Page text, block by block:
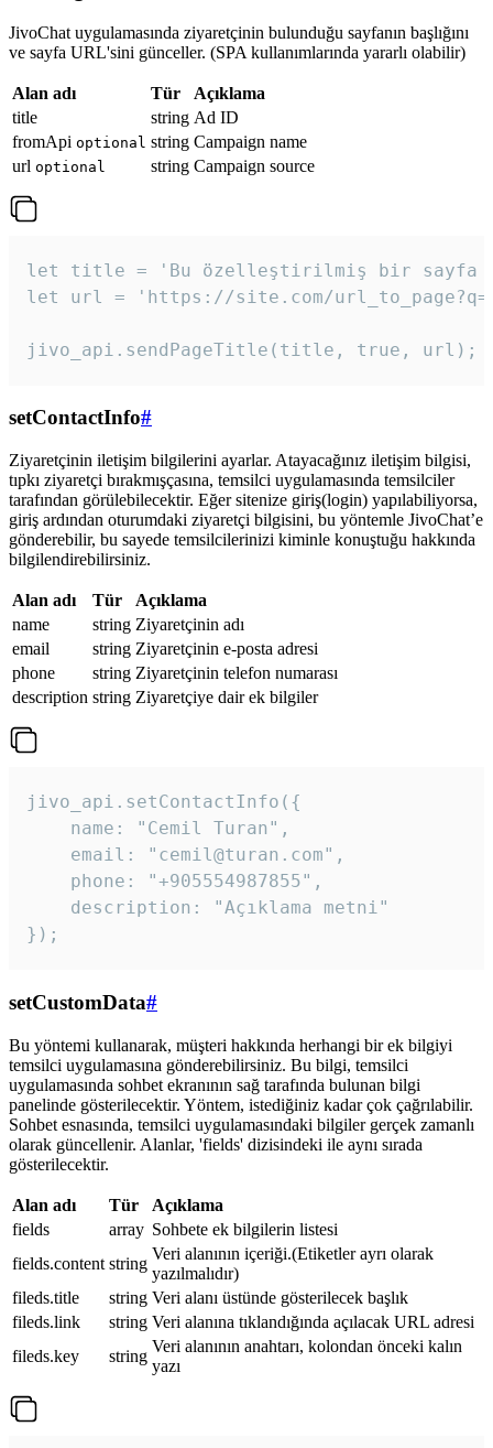
JivoChat uygulamasında ziyaretçinin bulunduğu sayfanın başlığını
ve sayfa URL'sini günceller. (SPA kullanımlarında yararlı olabilir)
Alan adı Tür
Açıklama
title
string Ad ID
fromApi optional string Campaign name
url optional string Campaign source
let title = 'Bu özelleştirilmiş bir sayfa
let url = 'https://site.com/
jivo_api.sendPageTitle(title, true, url);
setContactInfo#
Ziyaretçinin iletişim bilgilerini ayarlar. Atayacağınız iletişim bilgisi,
tıpkı ziyaretçi bırakmışçasına, temsilci uygulamasında temsilciler
tarafından görülebilecektir. Eğer sitenize giriş(login) yapılabiliyorsa,
giriş ardından oturumdaki ziyaretçi bilgisini, bu yöntemle JivoChat’e
gönderebilir, bu sayede temsilcilerinizi kiminle konuştuğu hakkında
bilgilendirebilirsiniz.
Alan adı Tür
Açıklama
name
string Ziyaretçinin adı
email
string Ziyaretçinin e-posta adresi
phone
string Ziyaretçinin telefon numarası
description string Ziyaretçiye dair ek bilgiler
jivo_api.setContactInfo({
    name: "Cemil Turan",
    email: "cemil@turan.com",
    phone: "+905554987855",
    description: "Açıklama metni"
});
setCustomData#
Bu yöntemi kullanarak, müşteri hakkında herhangi bir ek bilgiyi
temsilci uygulamasına gönderebilirsiniz. Bu bilgi, temsilci
uygulamasında sohbet ekranının sağ tarafında bulunan bilgi
panelinde gösterilecektir. Yöntem, istediğiniz kadar çok çağrılabilir.
Sohbet esnasında, temsilci uygulamasındaki bilgiler gerçek zamanlı
olarak güncellenir. Alanlar, 'fields' dizisindeki ile aynı sırada
gösterilecektir.
Alan adı Tür
Açıklama
fields
array Sohbete ek bilgilerin listesi
fields.content string
Veri alanının içeriği.(Etiketler ayrı olarak
yazılmalıdır)
fileds.title
string Veri alanı üstünde gösterilecek başlık
fileds.link
string Veri alanına tıklandığında açılacak URL adresi
fileds.key
string
Veri alanının anahtarı, kolondan önceki kalın
yazı